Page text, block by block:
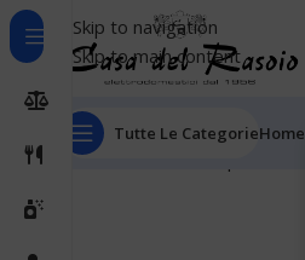
Skip to navigation
Skip to main content
Tutte Le CategorieHome
Home